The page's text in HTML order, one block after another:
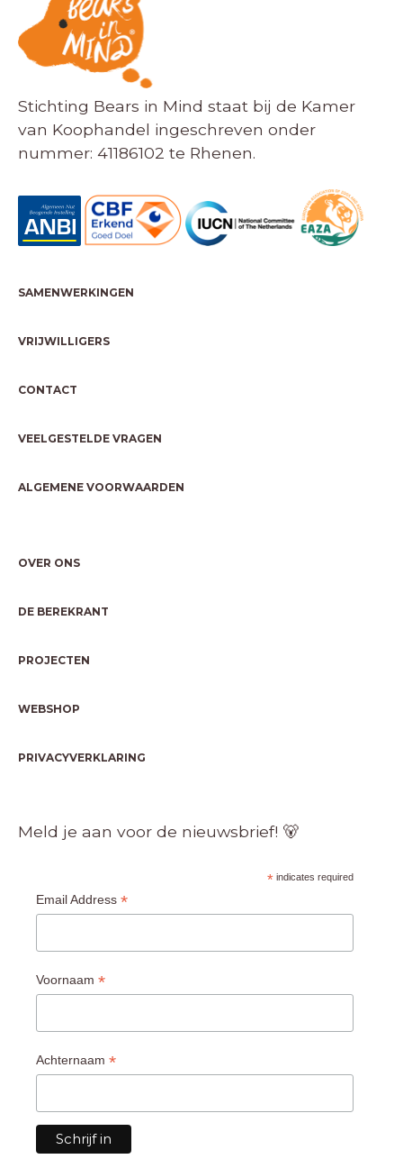
Stichting Bears in Mind staat bij de Kamer
van Koophandel ingeschreven onder
nummer: 41186102 te Rhenen.
SAMENWERKINGEN
VRIJWILLIGERS
CONTACT
VEELGESTELDE VRAGEN
ALGEMENE VOORWAARDEN
OVER ONS
DE BEREKRANT
PROJECTEN
WEBSHOP
PRIVACYVERKLARING
Meld je aan voor de nieuwsbrief! 🐻
* indicates required
Email Address *
Voornaam *
Achternaam *